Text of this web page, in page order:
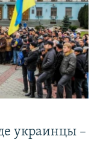
украинцы –